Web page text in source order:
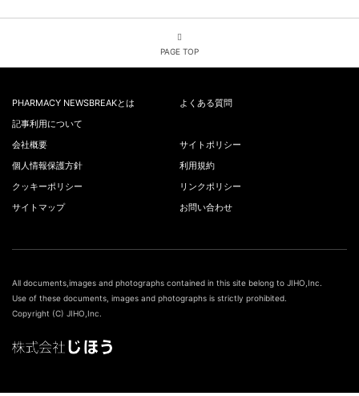
PAGE TOP
PHARMACY NEWSBREAKとは
よくある質問
記事利用について
会社概要
サイトポリシー
個人情報保護方針
利用規約
クッキーポリシー
リンクポリシー
サイトマップ
お問い合わせ
All documents,images and photographs contained in this site belong to JIHO,Inc.
Use of these documents, images and photographs is strictly prohibited.
Copyright (C) JIHO,Inc.